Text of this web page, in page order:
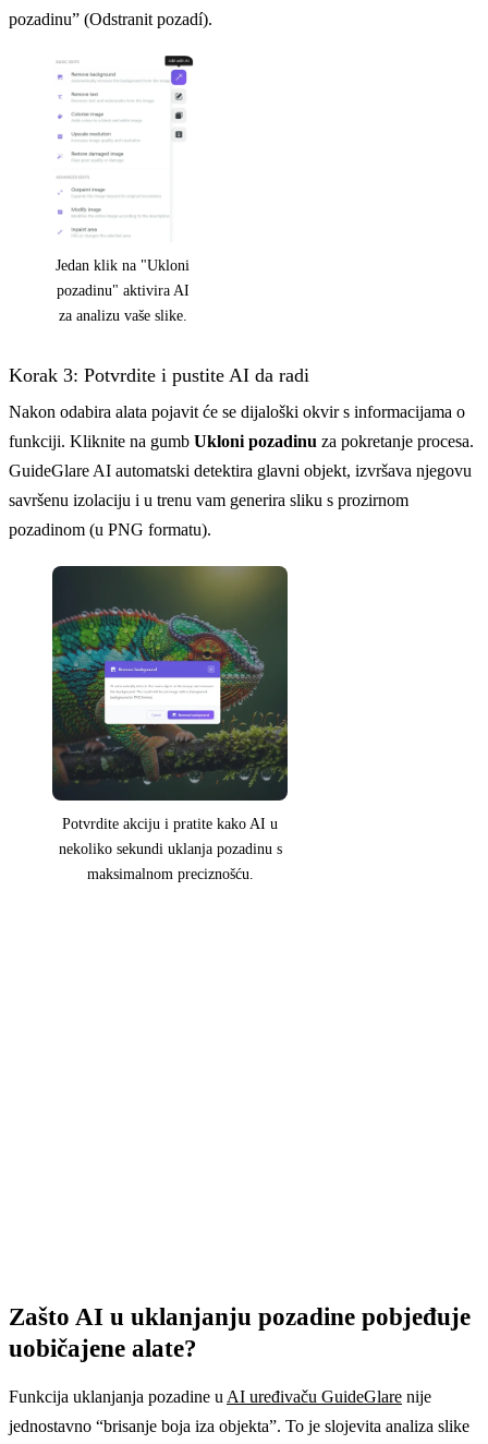
pozadinu” (Odstranit pozadí).
Jedan klik na "Ukloni
pozadinu" aktivira AI
za analizu vaše slike.
Korak 3: Potvrdite i pustite AI da radi
Nakon odabira alata pojavit će se dijaloški okvir s informacijama o
funkciji. Kliknite na gumb Ukloni pozadinu za pokretanje procesa.
GuideGlare AI automatski detektira glavni objekt, izvršava njegovu
savršenu izolaciju i u trenu vam generira sliku s prozirnom
pozadinom (u PNG formatu).
Potvrdite akciju i pratite kako AI u
nekoliko sekundi uklanja pozadinu s
maksimalnom preciznošću.
Zašto AI u uklanjanju pozadine pobjeđuje
uobičajene alate?
Funkcija uklanjanja pozadine u AI uređivaču GuideGlare nije
jednostavno “brisanje boja iza objekta”. To je slojevita analiza slike